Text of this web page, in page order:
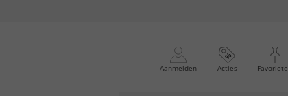
Aanmelden Acties